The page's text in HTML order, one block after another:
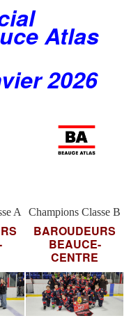
Atlas
2026
A Champions Classe B
BAROUDEURS
BEAUCE-
CENTRE